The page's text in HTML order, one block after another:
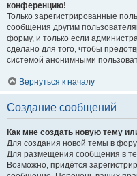
конференцию!
Только зарегистрированные
сообщения другим
форму, и только если
сделано для того, чтобы
системой анонимными
Вернуться к началу
Создание сообщений
Как мне создать новую тему
Для создания новой темы в
Для размещения сообщения в
Возможно, придётся